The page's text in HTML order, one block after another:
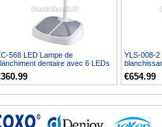
568 LED Lampe de
dentaire avec 6 LEDs
YLS-008-2
rouge
€654.99